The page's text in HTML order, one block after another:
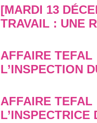
[MARDI 13
TRAVAIL : UNE
AFFAIRE TEFAL
L’INSPECTION
AFFAIRE TEFAL